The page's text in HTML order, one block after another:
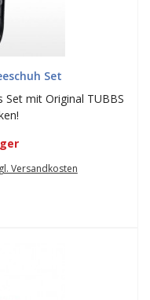
Set
mit Original TUBBS
Versandkosten